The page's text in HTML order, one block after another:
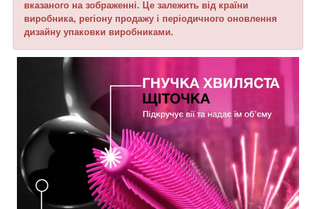
вказаного на зображенні. Це залежить від країни
виробника, регіону продажу і періодичного оновлення
дизайну упаковки виробниками.